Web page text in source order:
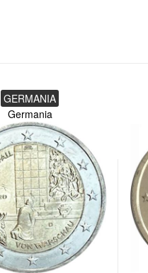
GERMANIA
Germania